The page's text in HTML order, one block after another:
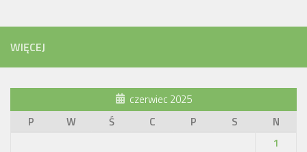
WIĘCEJ
czerwiec 2025
P
W Ś C P S
N
1